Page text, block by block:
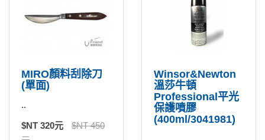
MIRO顏料刮除刀
(單面)
..
$NT 320元
$NT 450
Winsor&Newton
溫莎牛頓
Professional平光
保護噴膠
(400ml/3041981)